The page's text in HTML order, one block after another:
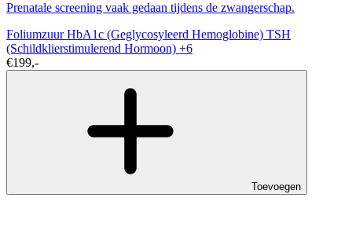
Prenatale screening vaak gedaan tijdens de zwangerschap.
FoliumzuurHbA1c (Geglycosyleerd Hemoglobine) TSH
(Schildklierstimulerend Hormoon) +6
€199,-
Toevoegen